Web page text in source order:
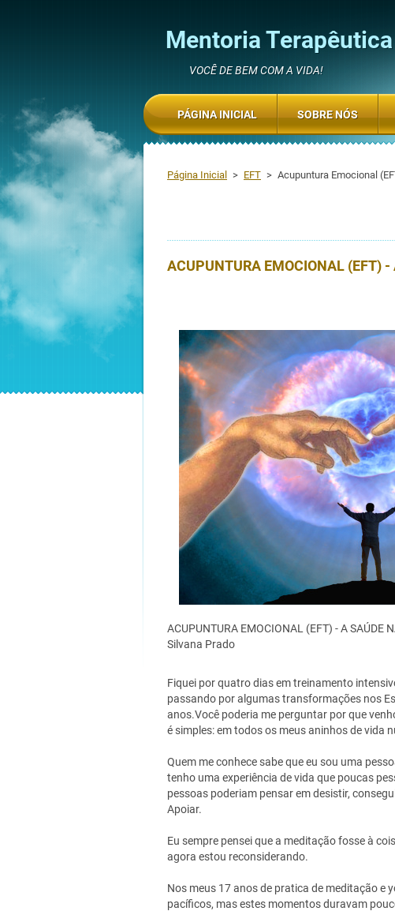
Mentoria
VOCÊ DE BEM COM A VIDA!
Página Inicial > EFT > Acupuntura Emocional
ACUPUNTURA EMOCIONAL (EFT) -
ACUPUNTURA EMOCIONAL (EFT) - A SAÚDE
Silvana Prado
Fiquei por quatro dias em treinamento
passando por algumas transformações nos
anos.Você poderia me perguntar por que
é simples: em todos os meus aninhos de vida
Quem me conhece sabe que eu sou uma
tenho uma experiência de vida que poucas
pessoas poderiam pensar em desistir,
Apoiar.
Eu sempre pensei que a meditação fosse à
agora estou reconsiderando.
Nos meus 17 anos de pratica de meditação e
pacíficos, mas estes momentos duravam
PÁGINA INICIAL SOBRE NÓS